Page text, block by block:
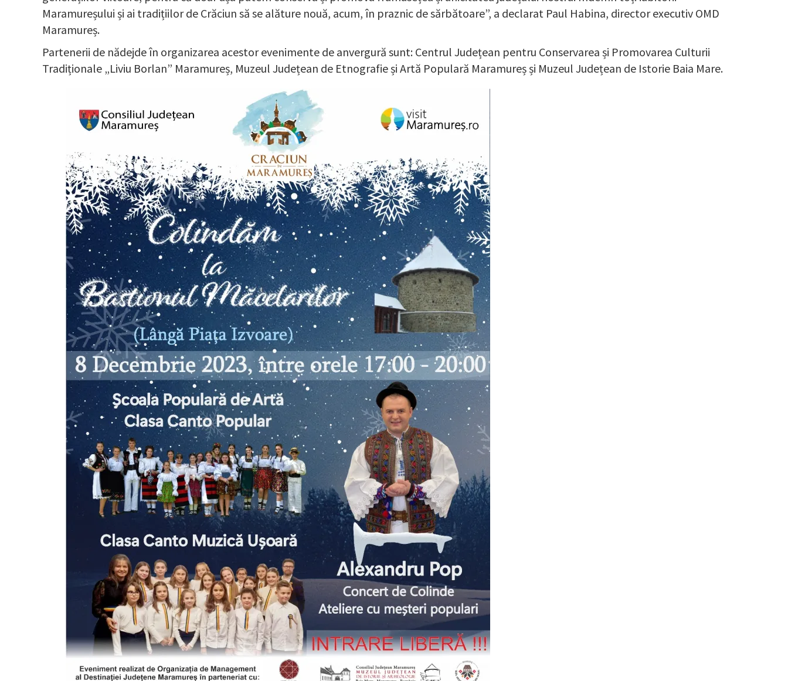
Maramureșului și ai tradițiilor de Crăciun să se alăture nouă, acum, în praznic de sărbătoare”, a declarat Paul Habina, director executiv OMD
Maramureș.
Partenerii de nădejde în organizarea acestor evenimente de anvergură sunt: Centrul Județean pentru Conservarea și Promovarea Culturii
Tradiționale „Liviu Borlan” Maramureș, Muzeul Județean de Etnografie și Artă Populară Maramureș și Muzeul Județean de Istorie Baia Mare.